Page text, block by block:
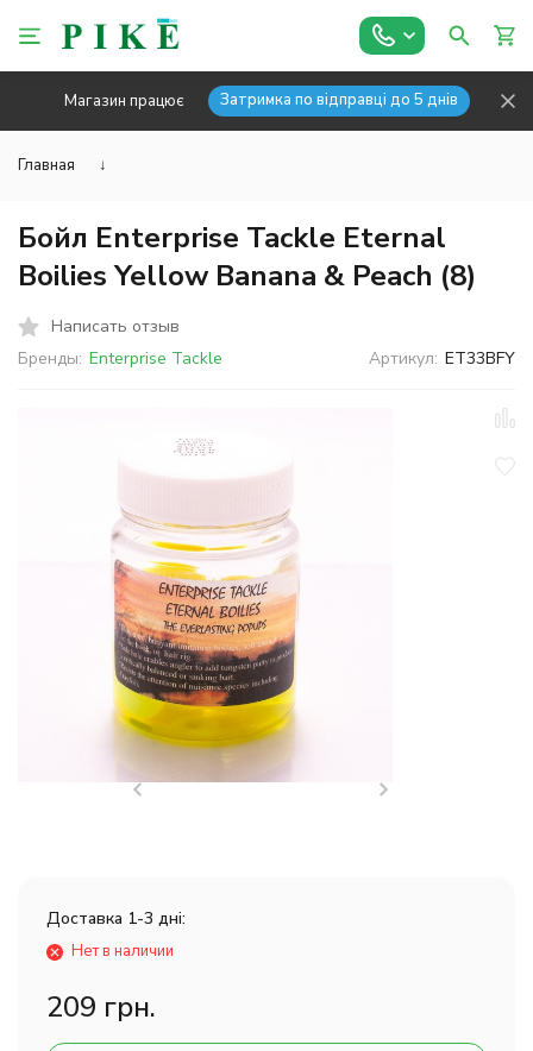
Магазин працює Затримка по відправці до 5 днів
Главная ↓
Бойл Enterprise Tackle Eternal
Boilies Yellow Banana & Peach (8)
Написать отзыв
Бренды: Enterprise Tackle Артикул: ET33BFY
Доставка 1-3 дні:
Нет в наличии
209 грн.